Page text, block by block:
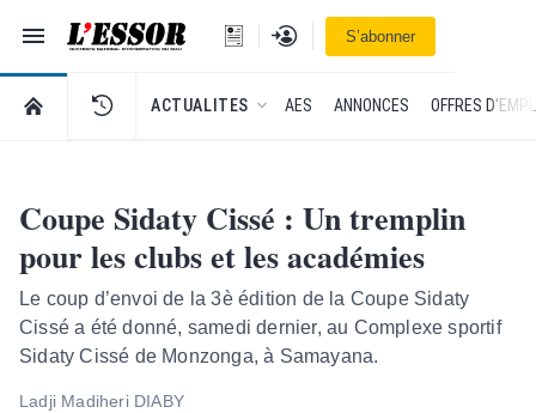
Navigation
L'Essor - retour à la une
Se connecterS’abonner
RETOUR À LA PAGE D’ACCUEIL DE L'ESSOR
ACTUALITES AES ANNONCES OFFRES
Coupe Sidaty Cissé : Un tremplin
pour les clubs et les académies
Le coup d’envoi de la 3è édition de la Coupe Sidaty
Cissé a été donné, samedi dernier, au Complexe sportif
Sidaty Cissé de Monzonga, à Samayana.
Ladji Madiheri DIABY